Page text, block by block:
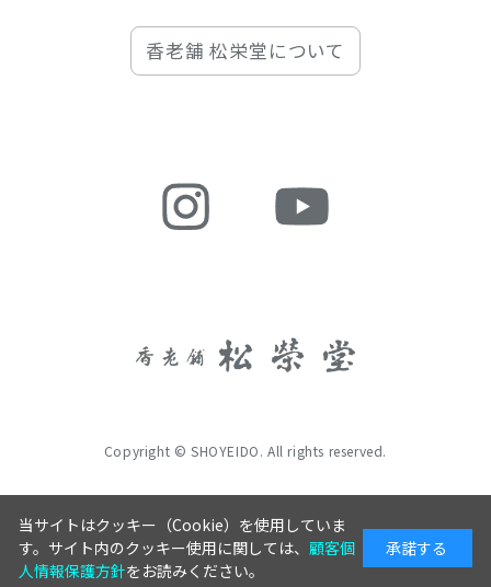
香老舗 松栄堂について
Copyright © SHOYEIDO. All rights reserved.
当サイトはクッキー（Cookie）を使用していま
す。サイト内のクッキー使用に関しては、 顧客個
人情報保護方針をお読みください。
承諾する